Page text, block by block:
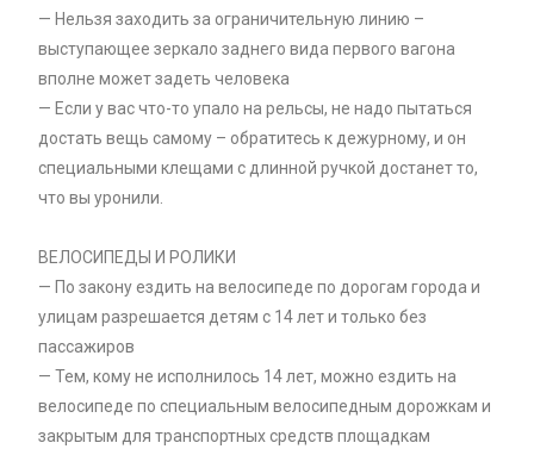
— Нельзя заходить за ограничительную линию –
выступающее зеркало заднего вида первого вагона
вполне может задеть человека
— Если у вас что-то упало на рельсы, не надо пытаться
достать вещь самому – обратитесь к дежурному, и он
специальными клещами с длинной ручкой достанет то,
что вы уронили.
ВЕЛОСИПЕДЫ И РОЛИКИ
— По закону ездить на велосипеде по дорогам города и
улицам разрешается детям с 14 лет и только без
пассажиров
— Тем, кому не исполнилось 14 лет, можно ездить на
велосипеде по специальным велосипедным дорожкам и
закрытым для транспортных средств площадкам